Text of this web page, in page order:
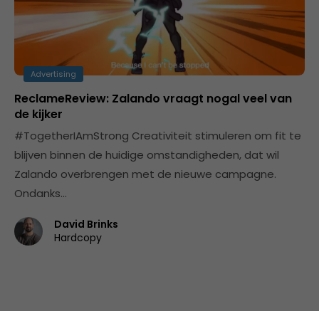
Advertising
ReclameReview: Zalando vraagt nogal veel van
de kijker
#TogetherIAmStrong Creativiteit stimuleren om fit te
blijven binnen de huidige omstandigheden, dat wil
Zalando overbrengen met de nieuwe campagne.
Ondanks…
David Brinks
Hardcopy